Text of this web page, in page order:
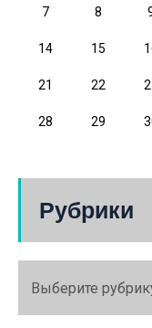
7 8
14 15
21 22
28 29
Рубрики